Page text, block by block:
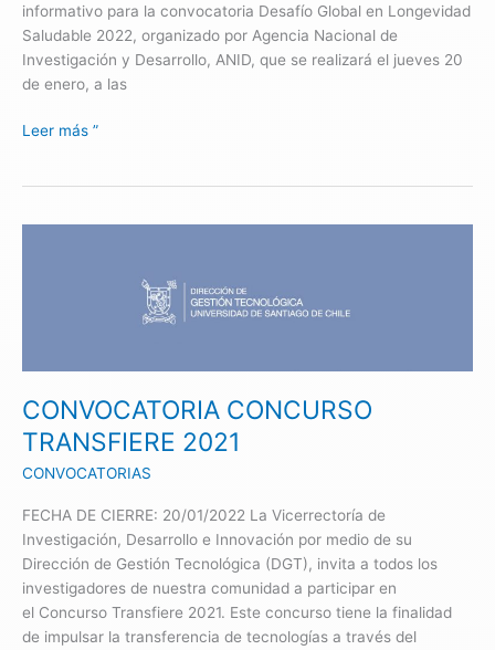
informativo para la convocatoria Desafío Global en Longevidad
Saludable 2022, organizado por Agencia Nacional de
Investigación y Desarrollo, ANID, que se realizará el jueves 20
de enero, a las
Leer más ”
CONVOCATORIA CONCURSO
TRANSFIERE 2021
CONVOCATORIAS
FECHA DE CIERRE: 20/01/2022 La Vicerrectoría de
Investigación, Desarrollo e Innovación por medio de su
Dirección de Gestión Tecnológica (DGT), invita a todos los
investigadores de nuestra comunidad a participar en
el Concurso Transfiere 2021. Este concurso tiene la finalidad
de impulsar la transferencia de tecnologías a través del